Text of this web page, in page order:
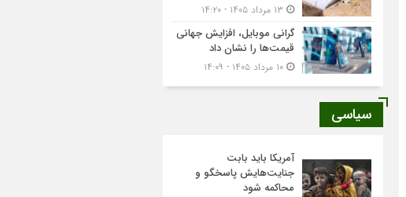
گرانی موبایل، افزایش جهانی
قیمت‌ها را نشان داد
سیاسی
آمریکا باید بابت
جنایت‌هایش پاسخگو و
محاکمه شود